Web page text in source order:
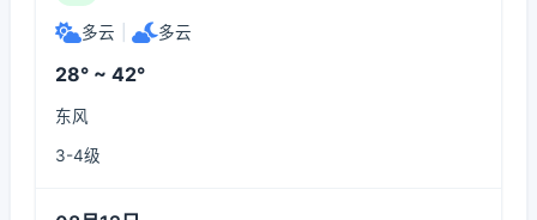
多云 多云
28° ~ 42°
东风
3-4级